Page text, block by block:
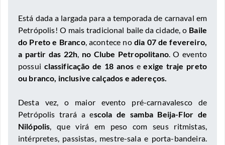
Está dada a largada para a temporada de carnaval em
Petrópolis! O mais tradicional baile da cidade, o Baile
do Preto e Branco, acontece no dia 07 de fevereiro,
a partir das 22h, no Clube Petropolitano. O evento
possui classificação de 18 anoseexige traje preto
ou branco, inclusive calçados e adereços.
Desta vez, o maior evento pré-carnavalesco de
Petrópolis trará a escola de samba Beija-Flor de
Nilópolis, que virá em peso com seus ritmistas,
intérpretes, passistas, mestre-sala e porta-bandeira.